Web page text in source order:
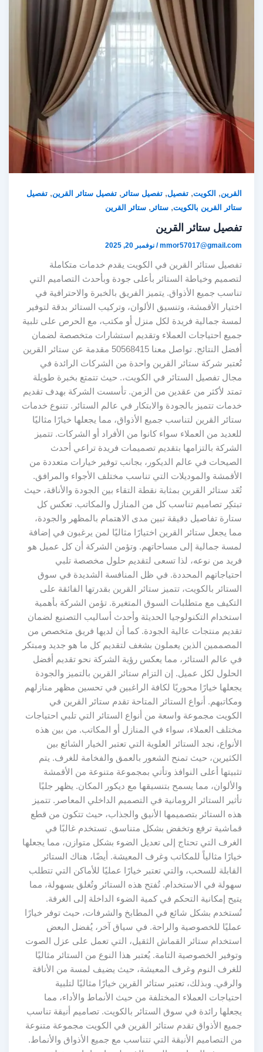
القرين,الكويت,تفصيل,تفصيل ستائر,تفصيل ستائر القرين,تفصيل
ستائر القرين بالكويت,ستائر,ستائر القرين
تفصيل ستائر القرين
mmor57017@gmail.com
/نوفمبر 20, 2025
تفصيل ستائر القرين في الكويت يقدم خدمات متكاملة
لتصميم وخياطة الستائر بأعلى جودة وبأحدث التصاميم التي
تناسب جميع الأذواق. يتميز الفريق بالخبرة والاحترافية في
اختيار الأقمشة، وتنسيق الألوان، وتركيب الستائر بدقة لتوفير
لمسة جمالية فريدة لكل منزل أو مكتب، مع الحرص على تلبية
جميع احتياجات العملاء وتقديم استشارات متخصصة لضمان
أفضل النتائج. تواصل معنا 50568415 مقدمة عن ستائر القرين
تُعتبر شركة ستائر القرين واحدة من الشركات الرائدة في
مجال تفصيل الستائر في الكويت،. حيث تتمتع بخبرة طويلة
تمتد لأكثر من عقدين من الزمن. تأسست الشركة بهدف تقديم
خدمات تتميز بالجودة والابتكار في عالم الستائر. تتنوع خدمات
ستائر القرين لتناسب جميع الأذواق، مما يجعلها خيارًا مثاليًا
للعديد من العملاء سواء كانوا من الأفراد أو الشركات. تتميز
الشركة بالتزامها بتقديم تصميمات فريدة تراعي أحدث
الصيحات في عالم الديكور، بجانب توفير خيارات متعددة من
الأقمشة والموديلات التي تناسب مختلف الأجواء والمرافق.
تُعَد ستائر القرين بمثابة نقطة التقاء بين الجودة والأناقة، حيث
تبتكِر تصاميم تناسب كل من المنازل والمكاتب. تعكس كل
ستارة تفاصيل دقيقة تبين مدى الاهتمام بالمظهر والجودة،
مما يجعل ستائر القرين اختيارًا مثاليًا لمن يرغبون في إضافة
لمسة جمالية إلى مساحاتهم. وتؤمن الشركة أن كل عميل هو
فريد من نوعه، لذا تسعى لتقديم حلول مخصصة تلبي
احتياجاتهم المحددة. في ظل المنافسة الشديدة في سوق
الستائر بالكويت، تتميز ستائر القرين بقدرتها الفائقة على
التكيف مع متطلبات السوق المتغيرة. تؤمن الشركة بأهمية
استخدام التكنولوجيا الحديثة وأحدث أساليب التصنيع لضمان
تقديم منتجات عالية الجودة. كما أن لديها فريق متخصص من
المصممين الذين يعملون بشغف لتقديم كل ما هو جديد ومبتكر
في عالم الستائر، مما يعكس رؤية الشركة نحو تقديم أفضل
الحلول لكل عميل. إن التزام ستائر القرين بالتميز والجودة
يجعلها خيارًا محوريًا لكافة الراغبين في تحسين مظهر منازلهم
ومكاتبهم. أنواع الستائر المتاحة تقدم ستائر القرين في
الكويت مجموعة واسعة من أنواع الستائر التي تلبي احتياجات
مختلف العملاء، سواء في المنازل أو المكاتب. من بين هذه
الأنواع، نجد الستائر العلوية التي تعتبر الخيار الشائع بين
الكثيرين، حيث تمنح الشعور بالعمق والفخامة للغرف. يتم
تثبيتها أعلى النوافذ وتأتي بمجموعة متنوعة من الأقمشة
والألوان، مما يسمح بتنسيقها مع ديكور المكان. يظهر جليًا
تأثير الستائر الرومانية في التصميم الداخلي المعاصر. تتميز
هذه الستائر بتصميمها الأنيق والجذاب، حيث تتكون من قطع
قماشية ترفع وتخفض بشكل متناسق. تستخدم غالبًا في
الغرف التي تحتاج إلى تعديل الضوء بشكل متوازن، مما يجعلها
خيارًا مثالياً للمكاتب وغرف المعيشة. أيضًا، هناك الستائر
القابلة للسحب، والتي تعتبر خيارًا عمليًا للأماكن التي تتطلب
سهولة في الاستخدام. تُفتح هذه الستائر وتُغلق بسهولة، مما
يتيح إمكانية التحكم في كمية الضوء الداخلة إلى الغرفة.
تُستخدم بشكل شائع في المطابخ والشرفات، حيث توفر خيارًا
عمليًا للخصوصية والراحة. في سياق آخر، يُفضل البعض
استخدام ستائر القماش الثقيل، التي تعمل على عزل الصوت
وتوفير الخصوصية التامة. يُعتبر هذا النوع من الستائر مثاليًا
للغرف النوم وغرف المعيشة، حيث يضيف لمسة من الأناقة
والرقي. وبذلك، تعتبر ستائر القرين خيارًا مثاليًا لتلبية
احتياجات العملاء المختلفة من حيث الأنماط والأداء، مما
يجعلها رائدة في سوق الستائر بالكويت. تصاميم أنيقة تناسب
جميع الأذواق تقدم ستائر القرين في الكويت مجموعة متنوعة
من التصاميم الأنيقة التي تتناسب مع جميع الأذواق والأنماط.